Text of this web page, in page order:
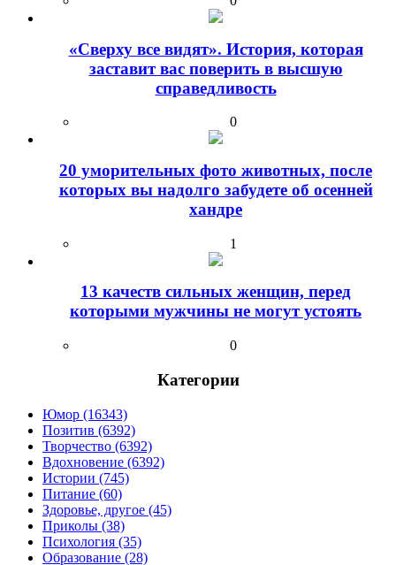
«Сверху все видят». История, которая
заставит вас поверить в высшую
справедливость
0
20 уморительных фото животных, после
которых вы надолго забудете об осенней
хандре
1
13 качеств сильных женщин, перед
которыми мужчины не могут устоять
0
Категории
Юмор (16343)
Позитив (6392)
Творчество (6392)
Вдохновение (6392)
Истории (745)
Питание (60)
Здоровье, другое (45)
Приколы (38)
Психология (35)
Образование (28)